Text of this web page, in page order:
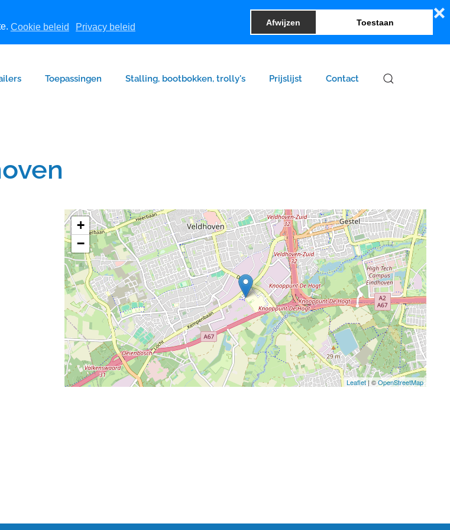
Cookie beleid Privacy beleid Afwijzen Toestaan
❌
Toepassingen Stalling, bootbokken, trolly's Prijslijst Contact
+
−
Leaflet| ©OpenStreetMap